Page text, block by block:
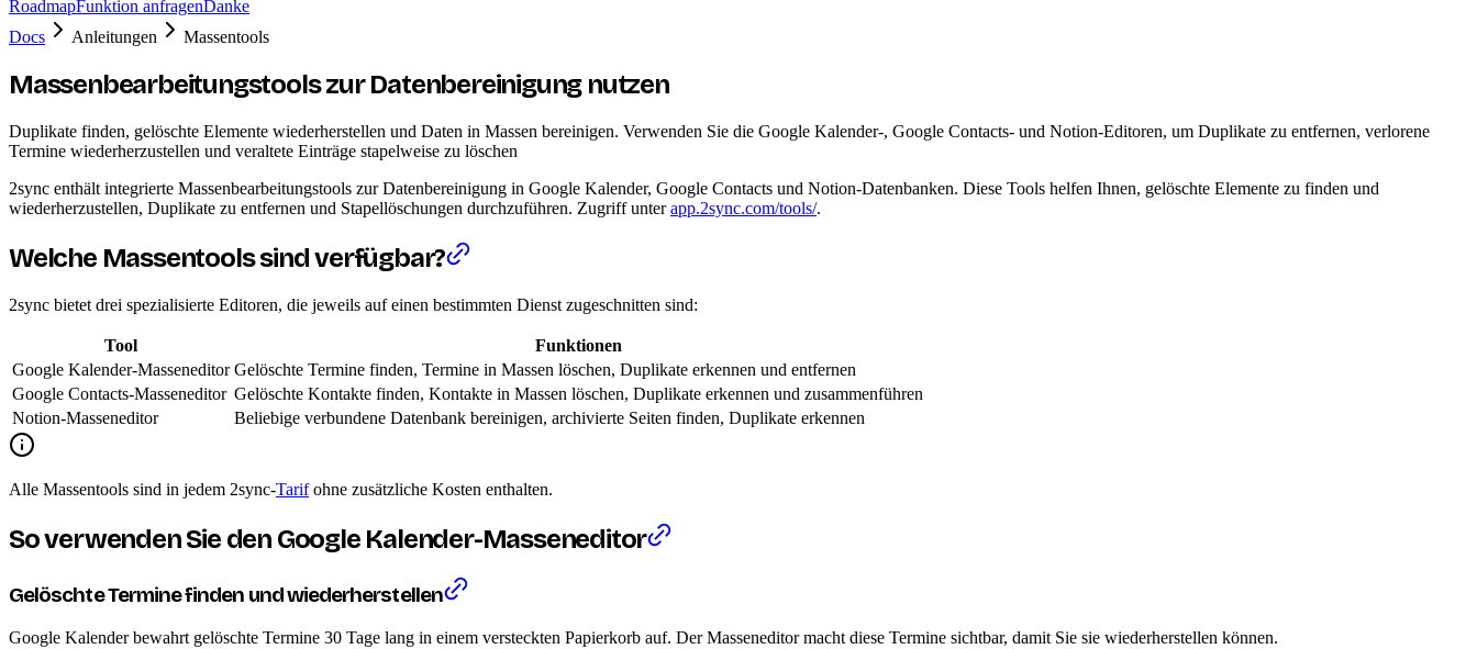
RoadmapFunktion anfragenDanke
Docs
Anleitungen Massentools
Massenbearbeitungstools zur Datenbereinigung nutzen
Duplikate finden, gelöschte Elemente wiederherstellen und Daten in Massen bereinigen. Verwenden Sie die Google Kalender-, Google Contacts- und Notion-Editoren, um Duplikate zu entfernen, verlorene
Termine wiederherzustellen und veraltete Einträge stapelweise zu löschen
2sync enthält integrierte Massenbearbeitungstools zur Datenbereinigung in Google Kalender, Google Contacts und Notion-Datenbanken. Diese Tools helfen Ihnen, gelöschte Elemente zu finden und
wiederherzustellen, Duplikate zu entfernen und Stapellöschungen durchzuführen. Zugriff unterapp.2sync.com/tools/.
Welche Massentools sind verfügbar?
2sync bietet drei spezialisierte Editoren, die jeweils auf einen bestimmten Dienst zugeschnitten sind:
Tool
Funktionen
Google Kalender-Masseneditor Gelöschte Termine finden, Termine in Massen löschen, Duplikate erkennen und entfernen
Google Contacts-Masseneditor Gelöschte Kontakte finden, Kontakte in Massen löschen, Duplikate erkennen und zusammenführen
Notion-Masseneditor
Beliebige verbundene Datenbank bereinigen, archivierte Seiten finden, Duplikate erkennen
Alle Massentools sind in jedem 2sync-Tarifohne zusätzliche Kosten enthalten.
So verwenden Sie den Google Kalender-Masseneditor
Gelöschte Termine finden und wiederherstellen
Google Kalender bewahrt gelöschte Termine 30 Tage lang in einem versteckten Papierkorb auf. Der Masseneditor macht diese Termine sichtbar, damit Sie sie wiederherstellen können.